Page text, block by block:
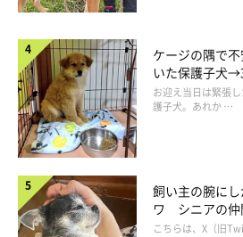
残念、こむぎさん。これは家族用ですよ
食パン座椅子は自分のもの！といった
族の視線を気にせず優雅にお昼寝タイ
ケージの隅で
いた保護子犬
服し頼もしい
お迎え当日は緊張
護子犬。あれか …
飼い主の腕に
ワ シニアの仲
かな暮らしが
こちらは、X（旧